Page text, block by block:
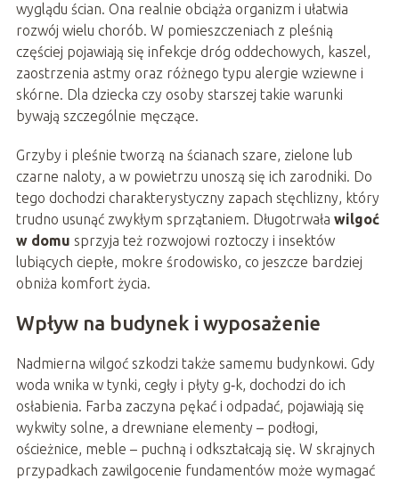
wyglądu ścian. Ona realnie obciąża organizm i ułatwia
rozwój wielu chorób. W pomieszczeniach z pleśnią
częściej pojawiają się infekcje dróg oddechowych, kaszel,
zaostrzenia astmy oraz różnego typu alergie wziewne i
skórne. Dla dziecka czy osoby starszej takie warunki
bywają szczególnie męczące.
Grzyby i pleśnie tworzą na ścianach szare, zielone lub
czarne naloty, a w powietrzu unoszą się ich zarodniki. Do
tego dochodzi charakterystyczny zapach stęchlizny, który
trudno usunąć zwykłym sprzątaniem. Długotrwała wilgoć
w domu sprzyja też rozwojowi roztoczy i insektów
lubiących ciepłe, mokre środowisko, co jeszcze bardziej
obniża komfort życia.
Wpływ na budynek i wyposażenie
Nadmierna wilgoć szkodzi także samemu budynkowi. Gdy
woda wnika w tynki, cegły i płyty g‑k, dochodzi do ich
osłabienia. Farba zaczyna pękać i odpadać, pojawiają się
wykwity solne, a drewniane elementy – podłogi,
ościeżnice, meble – puchną i odkształcają się. W skrajnych
przypadkach zawilgocenie fundamentów może wymagać